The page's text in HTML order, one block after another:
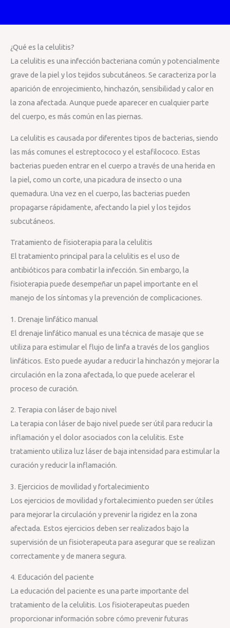
¿Qué es la celulitis?
La celulitis es una infección bacteriana común y potencialmente
grave de la piel y los tejidos subcutáneos. Se caracteriza por la
aparición de enrojecimiento, hinchazón, sensibilidad y calor en
la zona afectada. Aunque puede aparecer en cualquier parte
del cuerpo, es más común en las piernas.
La celulitis es causada por diferentes tipos de bacterias, siendo
las más comunes el estreptococo y el estafilococo. Estas
bacterias pueden entrar en el cuerpo a través de una herida en
la piel, como un corte, una picadura de insecto o una
quemadura. Una vez en el cuerpo, las bacterias pueden
propagarse rápidamente, afectando la piel y los tejidos
subcutáneos.
Tratamiento de fisioterapia para la celulitis
El tratamiento principal para la celulitis es el uso de
antibióticos para combatir la infección. Sin embargo, la
fisioterapia puede desempeñar un papel importante en el
manejo de los síntomas y la prevención de complicaciones.
1. Drenaje linfático manual
El drenaje linfático manual es una técnica de masaje que se
utiliza para estimular el flujo de linfa a través de los ganglios
linfáticos. Esto puede ayudar a reducir la hinchazón y mejorar la
circulación en la zona afectada, lo que puede acelerar el
proceso de curación.
2. Terapia con láser de bajo nivel
La terapia con láser de bajo nivel puede ser útil para reducir la
inflamación y el dolor asociados con la celulitis. Este
tratamiento utiliza luz láser de baja intensidad para estimular la
curación y reducir la inflamación.
3. Ejercicios de movilidad y fortalecimiento
Los ejercicios de movilidad y fortalecimiento pueden ser útiles
para mejorar la circulación y prevenir la rigidez en la zona
afectada. Estos ejercicios deben ser realizados bajo la
supervisión de un fisioterapeuta para asegurar que se realizan
correctamente y de manera segura.
4. Educación del paciente
La educación del paciente es una parte importante del
tratamiento de la celulitis. Los fisioterapeutas pueden
proporcionar información sobre cómo prevenir futuras